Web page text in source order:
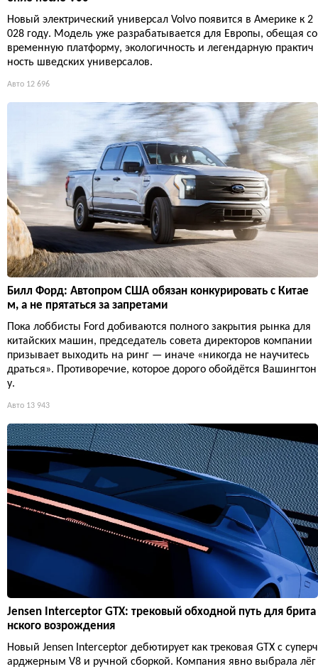
Новый электрический универсал Volvo появится в Америке к 2
028 году. Модель уже разрабатывается для Европы, обещая со
временную платформу, экологичность и легендарную практич
ность шведских универсалов.
Авто 12 696
Билл Форд: Автопром США обязан конкурировать с Китае
м, а не прятаться за запретами
Пока лоббисты Ford добиваются полного закрытия рынка для
китайских машин, председатель совета директоров компании
призывает выходить на ринг — иначе «никогда не научитесь
драться». Противоречие, которое дорого обойдётся Вашингтон
у.
Авто 13 943
Jensen Interceptor GTX: трековый обходной путь для брита
нского возрождения
Новый Jensen Interceptor дебютирует как трековая GTX с суперч
арджерным V8 и ручной сборкой. Компания явно выбрала лёг